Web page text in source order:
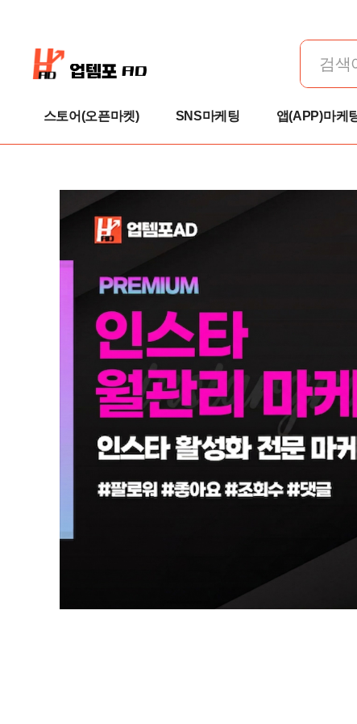
스토어(오픈마켓) SNS마케팅 앱(APP)마케